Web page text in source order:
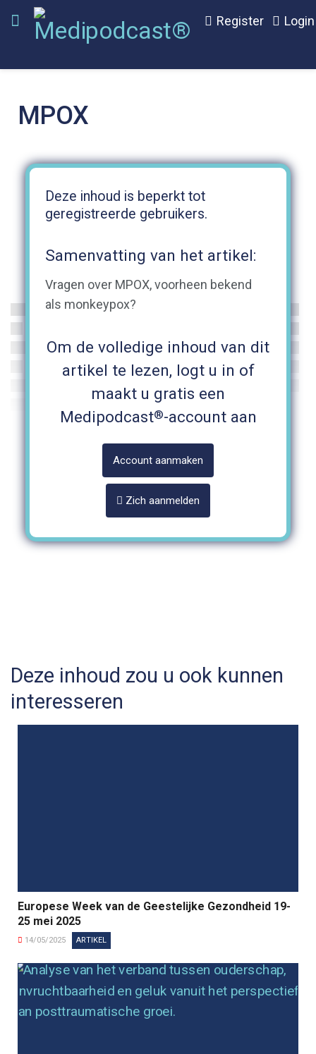
Register Login
MPOX
Deze inhoud is beperkt tot
geregistreerde gebruikers.
Samenvatting van het artikel:
Vragen over MPOX, voorheen bekend
als monkeypox?
Om de volledige inhoud van dit
artikel te lezen, logt u in of
maakt u gratis een
Medipodcast®-account aan
Account aanmaken
Zich aanmelden
Deze inhoud zou u ook kunnen
interesseren
Europese Week van de Geestelijke Gezondheid 19-
25 mei 2025
14/05/2025 ARTIKEL